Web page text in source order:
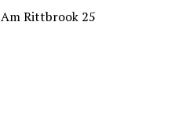
Am Rittbrook 25